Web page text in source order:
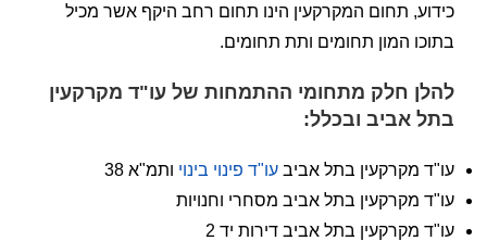
כידוע, תחום המקרקעין הינו תחום רחב היקף אשר מכיל
בתוכו המון תחומים ותת תחומים.
להלן חלק מתחומי ההתמחות של עו"ד מקרקעין
בתל אביב ובכלל:
עו"ד מקרקעין בתל אביב עו"ד פינוי בינויותמ"א 38
עו"ד מקרקעין בתל אביב מסחרי וחנויות
עו"ד מקרקעין בתל אביב דירות יד 2